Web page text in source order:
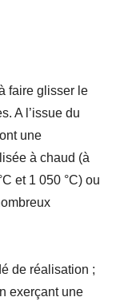
faire glisser le
A l’issue du
une
à chaud (à
et 1 050 °C) ou
de réalisation ;
exerçant une